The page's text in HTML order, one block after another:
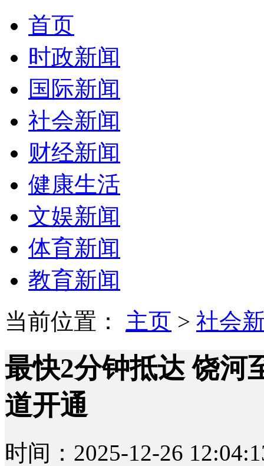
首页
时政新闻
国际新闻
社会新闻
财经新闻
健康生活
文娱新闻
体育新闻
教育新闻
当前位置： 主页 > 社会
最快2分钟抵达 饶河
道开通
时间：2025-12-26